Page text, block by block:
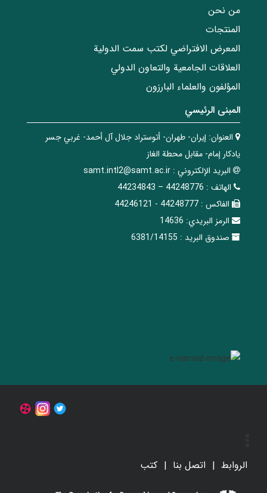
من نحن
المنتجات
المعرض الافتراضي لكتب سمت الدولية
العلاقات الجامعیة والتعاون الدولي
المؤلفون والعلماء البارزون
المبنی الرئيسي
العنوان: إيران- طهران- أتوستراد جلال آل أحمد- غربي جسر
يادكار إمام- مقابل محطة الغاز
البريد الإلکتروني : samt.intl2@samt.ac.ir
الهاتف : 44248776 – 44234843
الفاکس : 44248777 - 44246121
الرمز البريدي: 14636
صندوق البريد : 6381/14155
الروابط اتصل بنا کتب